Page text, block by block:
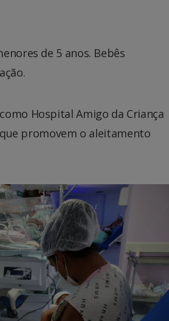
de 5 anos. Bebês
Hospital Amigo da Criança
promovem o aleitamento